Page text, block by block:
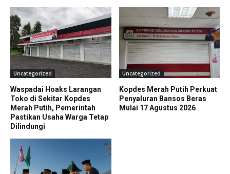
Uncategorized
Waspadai Hoaks Larangan
Toko di Sekitar Kopdes
Merah Putih, Pemerintah
Pastikan Usaha Warga Tetap
Dilindungi
Uncategorized
Kopdes Merah Putih Perkuat
Penyaluran Bansos Beras
Mulai 17 Agustus 2026